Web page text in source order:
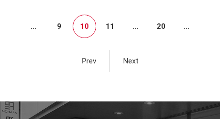
Prev
... 9 10 11 ... 20 ...
Next